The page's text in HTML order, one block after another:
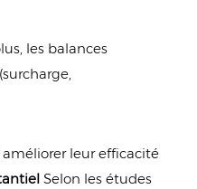
les balances
leur efficacité
Selon les études